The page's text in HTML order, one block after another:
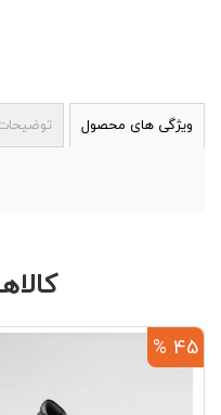
ویژگی های محصول
45 %